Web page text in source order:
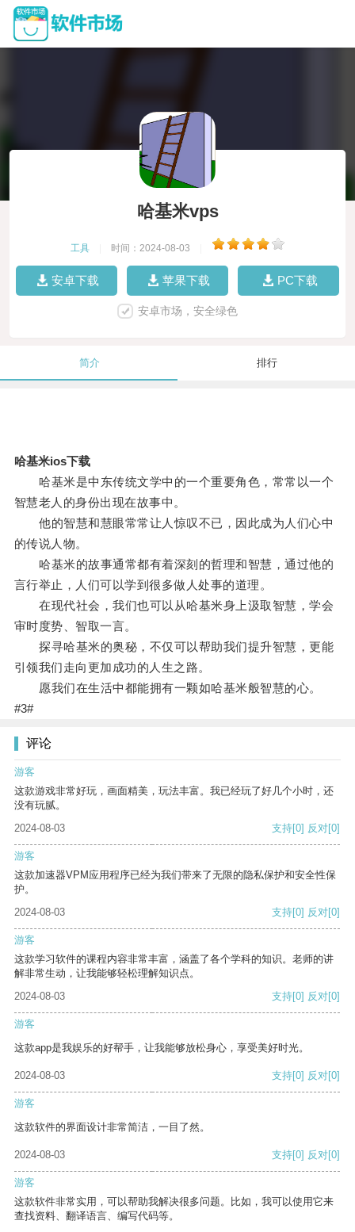
哈基米vps
工具 时间：2024-08-03
安卓下载 苹果下载 PC下载
安卓市场，安全绿色
简介 排行
哈基米ios下载
哈基米是中东传统文学中的一个重要角色，常常以一个
智慧老人的身份出现在故事中。
他的智慧和慧眼常常让人惊叹不已，因此成为人们心中
的传说人物。
哈基米的故事通常都有着深刻的哲理和智慧，通过他的
言行举止，人们可以学到很多做人处事的道理。
在现代社会，我们也可以从哈基米身上汲取智慧，学会
审时度势、智取一言。
探寻哈基米的奥秘，不仅可以帮助我们提升智慧，更能
引领我们走向更加成功的人生之路。
愿我们在生活中都能拥有一颗如哈基米般智慧的心。
#3#
评论
游客
这款游戏非常好玩，画面精美，玩法丰富。我已经玩了好几个小时，还
没有玩腻。
2024-08-03
支持[0] 反对[0]
游客
这款加速器VPM应用程序已经为我们带来了无限的隐私保护和安全性保
护。
2024-08-03
支持[0] 反对[0]
游客
这款学习软件的课程内容非常丰富，涵盖了各个学科的知识。老师的讲
解非常生动，让我能够轻松理解知识点。
2024-08-03
支持[0] 反对[0]
游客
这款app是我娱乐的好帮手，让我能够放松身心，享受美好时光。
2024-08-03 支持[0] 反对[0]
游客
这款软件的界面设计非常简洁，一目了然。
2024-08-03 支持[0] 反对[0]
游客
这款软件非常实用，可以帮助我解决很多问题。比如，我可以使用它来
查找资料、翻译语言、编写代码等。